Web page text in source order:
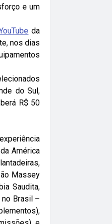
e um
da
nos dias
do Sul,
R$ 50
América
Massey
Saudita,
no Brasil –